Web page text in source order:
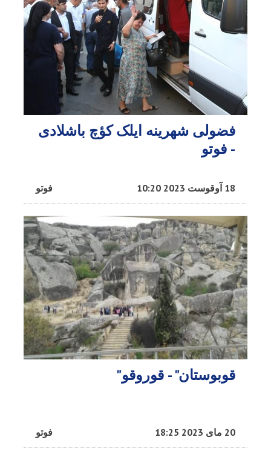
فضولی شهرینه ایلک کؤچ باشلادی
- فوتو
فوتو 18 آوقوست 2023 10:20
قوبوستان" - قوروقو"
فوتو 20 مای 2023 18:25